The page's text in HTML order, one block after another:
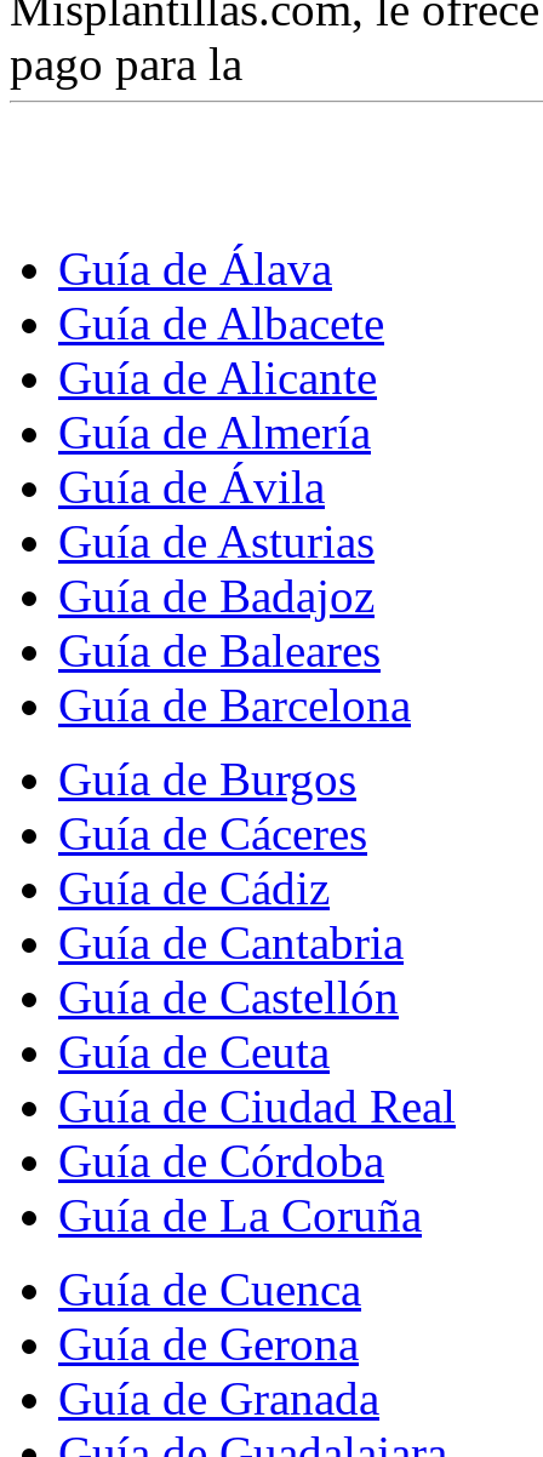
pago para la
Guía de Álava
Guía de Albacete
Guía de Alicante
Guía de Almería
Guía de Ávila
Guía de Asturias
Guía de Badajoz
Guía de Baleares
Guía de Barcelona
Guía de Burgos
Guía de Cáceres
Guía de Cádiz
Guía de Cantabria
Guía de Castellón
Guía de Ceuta
Guía de Ciudad Real
Guía de Córdoba
Guía de La Coruña
Guía de Cuenca
Guía de Gerona
Guía de Granada